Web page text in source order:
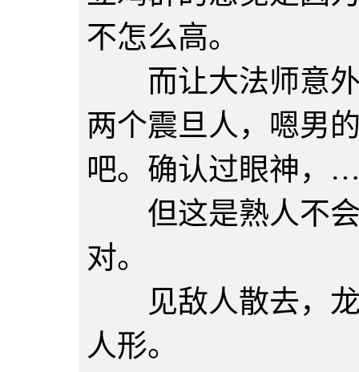
不怎么高。
而让大法师意外
两个震旦人，嗯男
吧。确认过眼神，
但这是熟人不会
对。
见敌人散去，龙
人形。